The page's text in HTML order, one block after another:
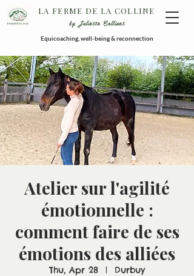
LA FERME DE LA COLLINE
by Juliette Collinet
Equicoaching, well-being & reconnection
Atelier sur l'agilité
émotionnelle :
comment faire de ses
émotions des alliées
Thu, Apr 28
  |
Durbuy